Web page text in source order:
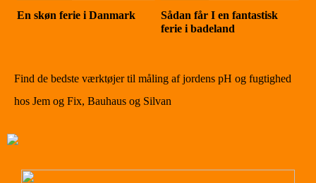
En skøn ferie i Danmark
Sådan får I en fantastisk
ferie i badeland
Find de bedste værktøjer til måling af jordens pH og fugtighed
hos Jem og Fix, Bauhaus og Silvan